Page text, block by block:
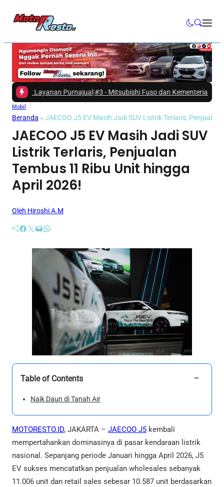
Layanan Purnajual #3 -Mitsubishi Fuso dan Kementerian ESDM
Mobil
Beranda » JAECOO J5 EV Masih Jadi SUV Listrik Terlaris,
JAECOO J5 EV Masih Jadi SUV
Listrik Terlaris, Penjualan
Tembus 11 Ribu Unit hingga
April 2026!
Oleh Hiroshi A.M
Facebook Twitter Mail WhatsApp
Table of Contents −
Naik Daun di Tanah Air
MOTORESTO.ID, JAKARTA – JAECOO J5 kembali
mempertahankan dominasinya di pasar kendaraan listrik
nasional. Sepanjang periode Januari hingga April 2026, J5
EV sukses mencatatkan penjualan wholesales sebanyak
11.006 unit dan retail sales sebesar 10.587 unit berdasarkan